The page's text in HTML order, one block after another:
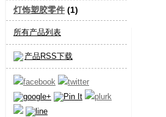
灯饰塑胶零件 (1)
所有产品列表
产品RSS下载